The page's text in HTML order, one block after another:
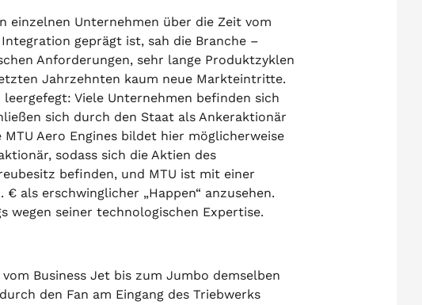
einzelnen Unternehmen über die Zeit vom
geprägt ist, sah die Branche –
Anforderungen, sehr lange Produktzyklen
Jahrzehnten kaum neue Markteintritte.
Viele Unternehmen befinden sich
sich durch den Staat als Ankeraktionär
Aero Engines bildet hier möglicherweise
sodass sich die Aktien des
befinden, und MTU ist mit einer
als erschwinglicher „Happen“ anzusehen.
wegen seiner technologischen Expertise.
Business Jet bis zum Jumbo demselben
den Fan am Eingang des Triebwerks